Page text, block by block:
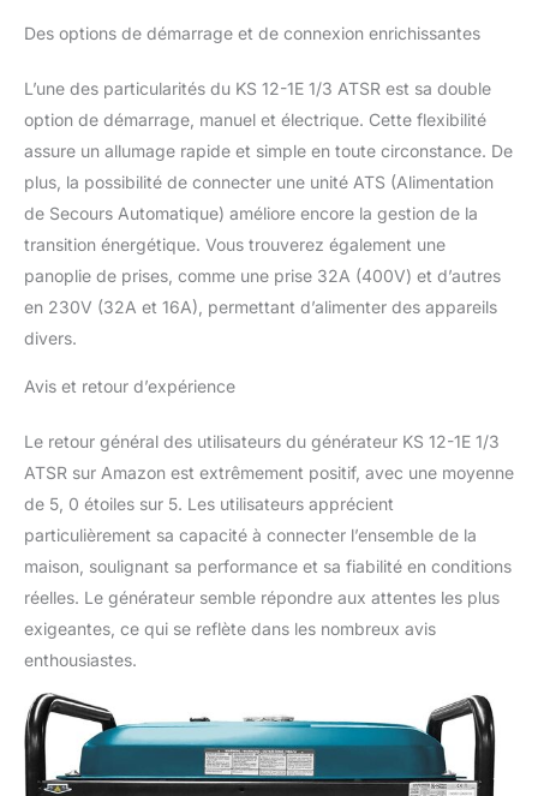
d’un capteur intégré de
peinture électrostatique
spéciale pour la
protection contre la
corrosion. Il y a aussi un
kit brouette pour faciliter
le déplacement du
générateur.
Des options de démarrage et de connexion enrichissantes
L’une des particularités du KS 12-1E 1/3 ATSR est sa double
option de démarrage, manuel et électrique. Cette flexibilité
assure un allumage rapide et simple en toute circonstance. De
plus, la possibilité de connecter une unité ATS (Alimentation
de Secours Automatique) améliore encore la gestion de la
transition énergétique. Vous trouverez également une
panoplie de prises, comme une prise 32A (400V) et d’autres
en 230V (32A et 16A), permettant d’alimenter des appareils
divers.
Avis et retour d’expérience
Le retour général des utilisateurs du générateur KS 12-1E 1/3
ATSR sur Amazon est extrêmement positif, avec une moyenne
de 5, 0 étoiles sur 5. Les utilisateurs apprécient
particulièrement sa capacité à connecter l’ensemble de la
maison, soulignant sa performance et sa fiabilité en conditions
réelles. Le générateur semble répondre aux attentes les plus
exigeantes, ce qui se reflète dans les nombreux avis
enthousiastes.